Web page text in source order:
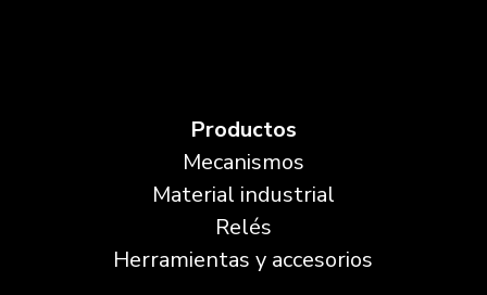
Productos
Mecanismos
Material industrial
Relés
Herramientas y accesorios